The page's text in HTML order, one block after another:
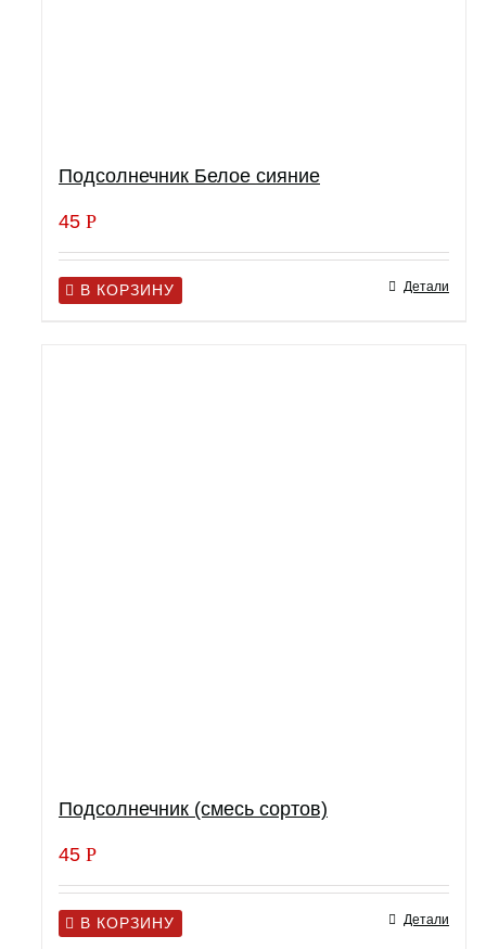
Подсолнечник Белое сияние
45 Р
В КОРЗИНУ Детали
Подсолнечник (смесь сортов)
45 Р
В КОРЗИНУ Детали